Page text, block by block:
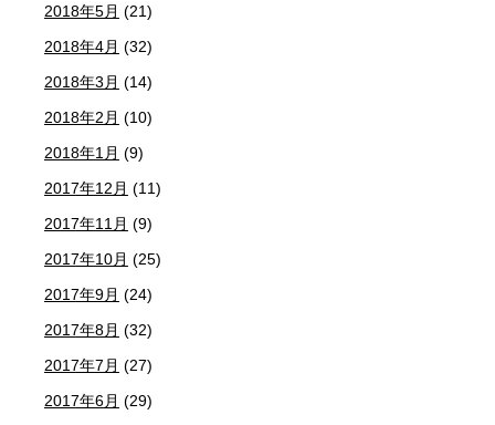
2018年5月 (21)
2018年4月 (32)
2018年3月 (14)
2018年2月 (10)
2018年1月 (9)
2017年12月 (11)
2017年11月 (9)
2017年10月 (25)
2017年9月 (24)
2017年8月 (32)
2017年7月 (27)
2017年6月 (29)